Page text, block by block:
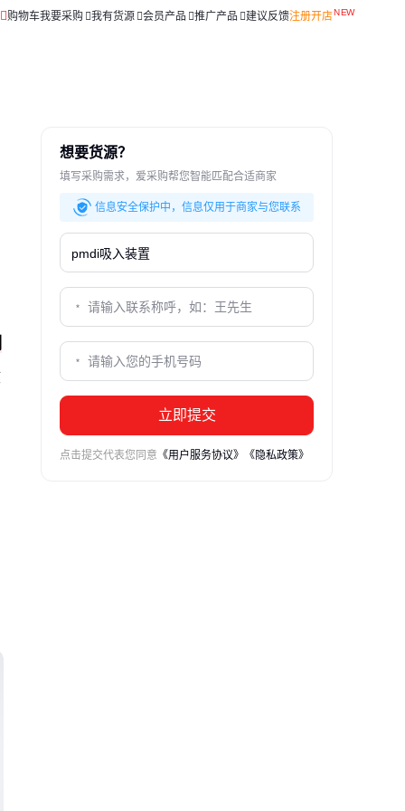
购物车我要采购 我有货源 会员产品 推广产品 建议反馈注册开店
想要货源？
填写采购需求，爱采购帮您智能匹配合适商家
信息安全保护中，信息仅用于商家与您联系
立即提交
点击提交代表您同意 《用户服务协议》 《隐私政策》